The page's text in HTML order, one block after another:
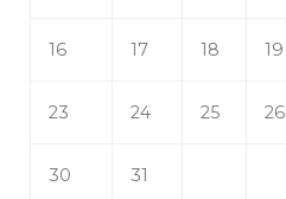
16 17 18 19
23 24 25 26
30 31